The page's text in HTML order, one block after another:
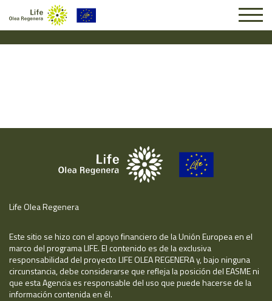
Solicitud #25347
Life Olea Regenera
Este sitio se hizo con el apoyo financiero de la Unión Europea en el
marco del programa LIFE. El contenido es de la exclusiva
responsabilidad del proyecto LIFE OLEA REGENERA y, bajo ninguna
circunstancia, debe considerarse que refleja la posición del EASME ni
que esta Agencia es responsable del uso que puede hacerse de la
información contenida en él.